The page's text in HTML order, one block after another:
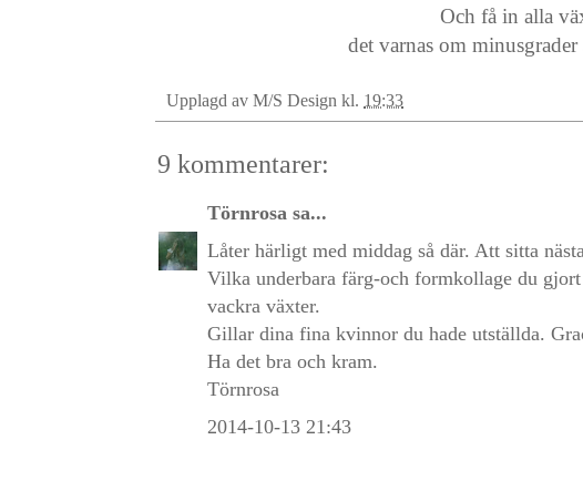
Och få in alla
det varnas om
Upplagd av M/S Design kl. 19:33
9 kommentarer:
Törnrosa sa...
Låter härligt med middag så där. Att sitta
Vilka underbara färg-och formkollage du
vackra växter.
Gillar dina fina kvinnor du hade utställda.
Ha det bra och kram.
Törnrosa
2014-10-13 21:43